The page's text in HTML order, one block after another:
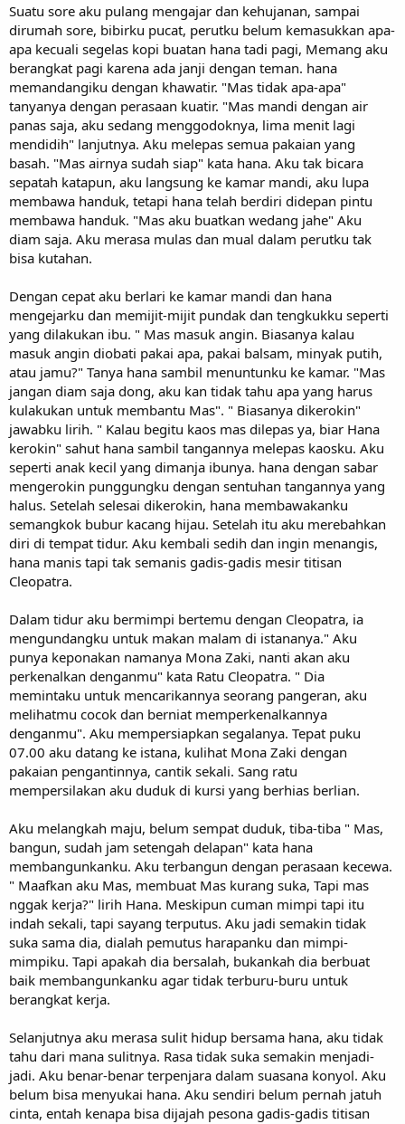
Suatu sore aku pulang mengajar dan kehujanan, sampai
dirumah sore, bibirku pucat, perutku belum kemasukkan apa-
apa kecuali segelas kopi buatan hana tadi pagi, Memang aku
berangkat pagi karena ada janji dengan teman. hana
memandangiku dengan khawatir. "Mas tidak apa-apa"
tanyanya dengan perasaan kuatir. "Mas mandi dengan air
panas saja, aku sedang menggodoknya, lima menit lagi
mendidih" lanjutnya. Aku melepas semua pakaian yang
basah. "Mas airnya sudah siap" kata hana. Aku tak bicara
sepatah katapun, aku langsung ke kamar mandi, aku lupa
membawa handuk, tetapi hana telah berdiri didepan pintu
membawa handuk. "Mas aku buatkan wedang jahe" Aku
diam saja. Aku merasa mulas dan mual dalam perutku tak
bisa kutahan.
Dengan cepat aku berlari ke kamar mandi dan hana
mengejarku dan memijit-mijit pundak dan tengkukku seperti
yang dilakukan ibu. " Mas masuk angin. Biasanya kalau
masuk angin diobati pakai apa, pakai balsam, minyak putih,
atau jamu?" Tanya hana sambil menuntunku ke kamar. "Mas
jangan diam saja dong, aku kan tidak tahu apa yang harus
kulakukan untuk membantu Mas". " Biasanya dikerokin"
jawabku lirih. " Kalau begitu kaos mas dilepas ya, biar Hana
kerokin" sahut hana sambil tangannya melepas kaosku. Aku
seperti anak kecil yang dimanja ibunya. hana dengan sabar
mengerokin punggungku dengan sentuhan tangannya yang
halus. Setelah selesai dikerokin, hana membawakanku
semangkok bubur kacang hijau. Setelah itu aku merebahkan
diri di tempat tidur. Aku kembali sedih dan ingin menangis,
hana manis tapi tak semanis gadis-gadis mesir titisan
Cleopatra.
Dalam tidur aku bermimpi bertemu dengan Cleopatra, ia
mengundangku untuk makan malam di istananya." Aku
punya keponakan namanya Mona Zaki, nanti akan aku
perkenalkan denganmu" kata Ratu Cleopatra. " Dia
memintaku untuk mencarikannya seorang pangeran, aku
melihatmu cocok dan berniat memperkenalkannya
denganmu". Aku mempersiapkan segalanya. Tepat puku
07.00 aku datang ke istana, kulihat Mona Zaki dengan
pakaian pengantinnya, cantik sekali. Sang ratu
mempersilakan aku duduk di kursi yang berhias berlian.
Aku melangkah maju, belum sempat duduk, tiba-tiba " Mas,
bangun, sudah jam setengah delapan" kata hana
membangunkanku. Aku terbangun dengan perasaan kecewa.
" Maafkan aku Mas, membuat Mas kurang suka, Tapi mas
nggak kerja?" lirih Hana. Meskipun cuman mimpi tapi itu
indah sekali, tapi sayang terputus. Aku jadi semakin tidak
suka sama dia, dialah pemutus harapanku dan mimpi-
mimpiku. Tapi apakah dia bersalah, bukankah dia berbuat
baik membangunkanku agar tidak terburu-buru untuk
berangkat kerja.
Selanjutnya aku merasa sulit hidup bersama hana, aku tidak
tahu dari mana sulitnya. Rasa tidak suka semakin menjadi-
jadi. Aku benar-benar terpenjara dalam suasana konyol. Aku
belum bisa menyukai hana. Aku sendiri belum pernah jatuh
cinta, entah kenapa bisa dijajah pesona gadis-gadis titisan